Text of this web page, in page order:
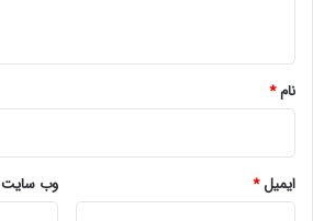
نام*
ایمیل* وب‌ سایت